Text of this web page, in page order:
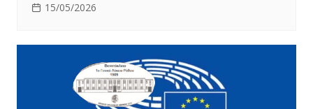
15/05/2026